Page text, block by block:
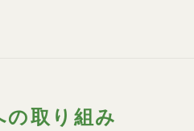
の取り組み